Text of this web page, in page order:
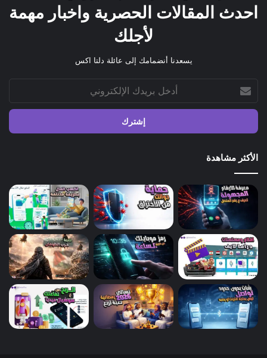
احدث المقالات الحصرية واخبار مهمة
لأجلك
يسعدنا أنضمامك إلى عائلة دلتا اكس
بريدك
الإلكتروني
الأكثر مشاهدة